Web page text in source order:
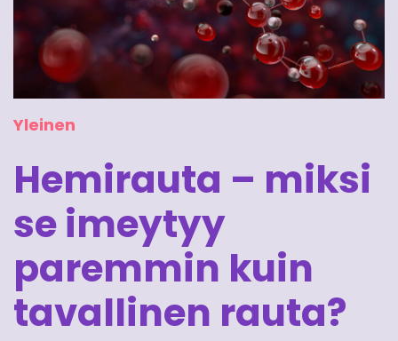
Yleinen
Hemirauta – miksi
se imeytyy
paremmin kuin
tavallinen rauta?